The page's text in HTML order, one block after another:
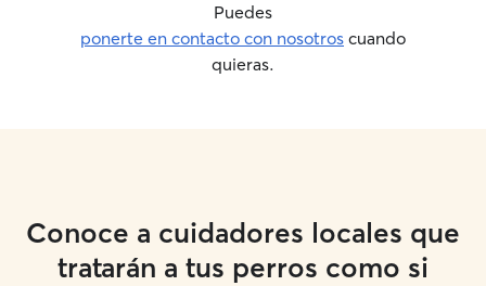
Puedes
ponerte en contacto con nosotros cuando
quieras.
Conoce a cuidadores locales que
tratarán a tus perros como si